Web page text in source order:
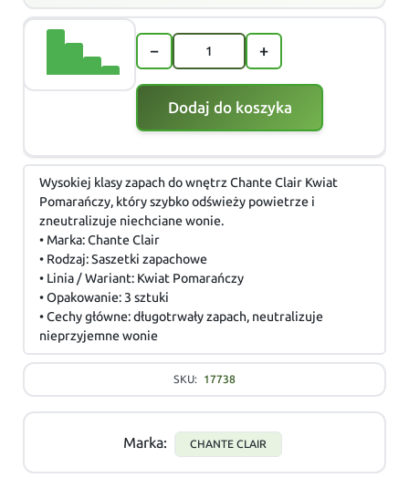
− +
Dodaj do koszyka
Wysokiej klasy zapach do wnętrz Chante Clair Kwiat
Pomarańczy, który szybko odświeży powietrze i
zneutralizuje niechciane wonie.
• Marka: Chante Clair
• Rodzaj: Saszetki zapachowe
• Linia / Wariant: Kwiat Pomarańczy
• Opakowanie: 3 sztuki
• Cechy główne: długotrwały zapach, neutralizuje
nieprzyjemne wonie
SKU: 17738
Marka: CHANTE CLAIR